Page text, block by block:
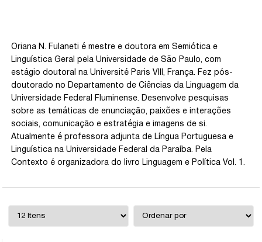
Oriana N. Fulaneti é mestre e doutora em Semiótica e
Linguística Geral pela Universidade de São Paulo, com
estágio doutoral na Université Paris VIII, França. Fez pós-
doutorado no Departamento de Ciências da Linguagem da
Universidade Federal Fluminense. Desenvolve pesquisas
sobre as temáticas de enunciação, paixões e interações
sociais, comunicação e estratégia e imagens de si.
Atualmente é professora adjunta de Língua Portuguesa e
Linguística na Universidade Federal da Paraíba. Pela
Contexto é organizadora do livro Linguagem e Política Vol. 1.